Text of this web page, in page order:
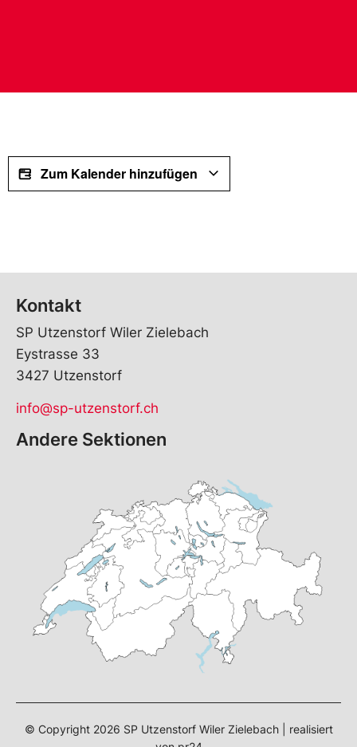
Zum Kalender hinzufügen
Kontakt
SP Utzenstorf Wiler Zielebach
Eystrasse 33
3427 Utzenstorf
info@sp-utzenstorf.ch
Andere Sektionen
© Copyright 2026 SP Utzenstorf Wiler Zielebach | realisiert